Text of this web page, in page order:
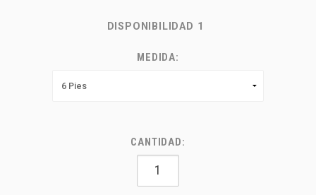
DISPONIBILIDAD 1
MEDIDA:
CANTIDAD: